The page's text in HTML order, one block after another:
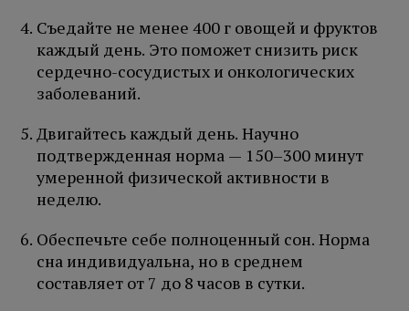
Съедайте не менее 400 г овощей и фруктов
каждый день. Это поможет снизить риск
сердечно-сосудистых и онкологических
заболеваний.
Двигайтесь каждый день. Научно
подтвержденная норма — 150–300 минут
умеренной физической активности в
неделю.
Обеспечьте себе полноценный сон. Норма
сна индивидуальна, но в среднем
составляет от 7 до 8 часов в сутки.